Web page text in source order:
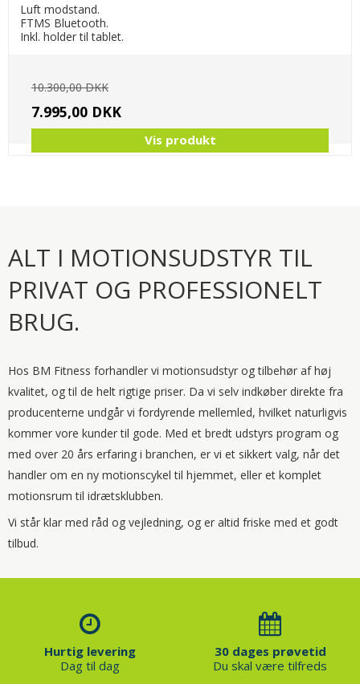
Luft modstand.
FTMS Bluetooth.
Inkl. holder til tablet.
10.300,00 DKK
7.995,00 DKK
Vis produkt
ALT I MOTIONSUDSTYR TIL
PRIVAT OG PROFESSIONELT
BRUG.
Hos BM Fitness forhandler vi motionsudstyr og tilbehør af høj
kvalitet, og til de helt rigtige priser. Da vi selv indkøber direkte fra
producenterne undgår vi fordyrende mellemled, hvilket naturligvis
kommer vore kunder til gode. Med et bredt udstyrs program og
med over 20 års erfaring i branchen, er vi et sikkert valg, når det
handler om en ny motionscykel til hjemmet, eller et komplet
motionsrum til idrætsklubben.
Vi står klar med råd og vejledning, og er altid friske med et godt
tilbud.
Hurtig levering
Dag til dag
30 dages prøvetid
Du skal være tilfreds